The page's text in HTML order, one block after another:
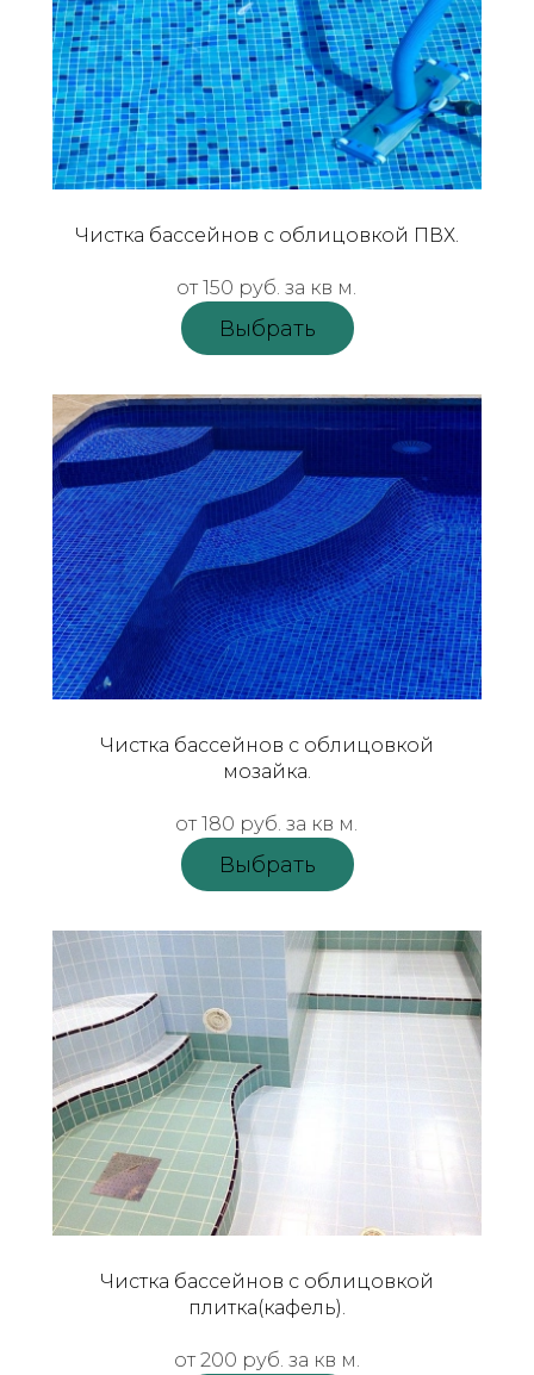
Чистка бассейнов с облицовкой ПВХ.
от 150 руб. за кв м.
Выбрать
Чистка бассейнов с облицовкой
мозайка.
от 180 руб.за кв м.
Выбрать
Чистка бассейнов с облицовкой
плитка(кафель).
от 200 руб. за кв м.